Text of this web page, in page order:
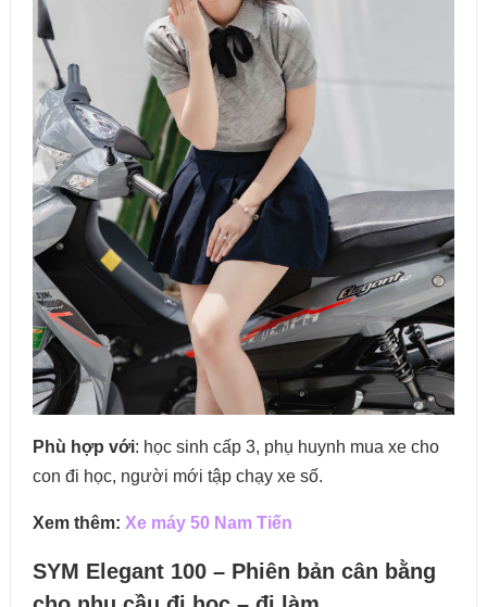
Phù hợp với: học sinh cấp 3, phụ huynh mua xe cho
con đi học, người mới tập chạy xe số.
Xem thêm: Xe máy 50 Nam Tiến
SYM Elegant 100 – Phiên bản cân bằng